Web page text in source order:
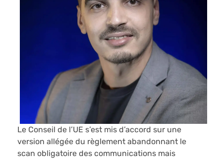
Le Conseil de l’UE s’est mis d’accord sur une
version allégée du règlement abandonnant le
scan obligatoire des communications mais